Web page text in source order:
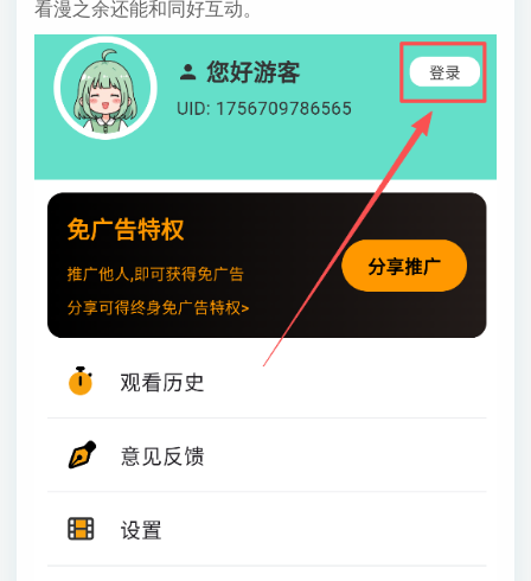
看漫之余还能和同好互动。